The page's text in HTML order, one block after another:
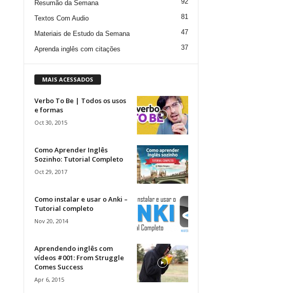
Resumão da Semana
Textos Com Audio 81
Materiais de Estudo da Semana 47
Aprenda inglês com citações 37
MAIS ACESSADOS
Verbo To Be | Todos os usos
e formas
Oct 30, 2015
Como Aprender Inglês
Sozinho: Tutorial Completo
Oct 29, 2017
Como instalar e usar o Anki –
Tutorial completo
Nov 20, 2014
Aprendendo inglês com
vídeos #001: From Struggle
Comes Success
Apr 6, 2015